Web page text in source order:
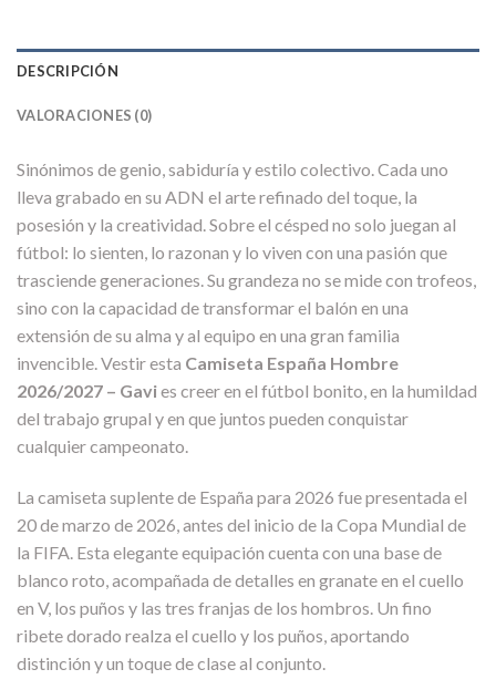
DESCRIPCIÓN
VALORACIONES (0)
Sinónimos de genio, sabiduría y estilo colectivo. Cada uno
lleva grabado en su ADN el arte refinado del toque, la
posesión y la creatividad. Sobre el césped no solo juegan al
fútbol: lo sienten, lo razonan y lo viven con una pasión que
trasciende generaciones. Su grandeza no se mide con trofeos,
sino con la capacidad de transformar el balón en una
extensión de su alma y al equipo en una gran familia
invencible. Vestir esta Camiseta España Hombre
2026/2027 – Gavies creer en el fútbol bonito, en la humildad
del trabajo grupal y en que juntos pueden conquistar
cualquier campeonato.
La camiseta suplente de España para 2026 fue presentada el
20 de marzo de 2026, antes del inicio de la Copa Mundial de
la FIFA. Esta elegante equipación cuenta con una base de
blanco roto, acompañada de detalles en granate en el cuello
en V, los puños y las tres franjas de los hombros. Un fino
ribete dorado realza el cuello y los puños, aportando
distinción y un toque de clase al conjunto.